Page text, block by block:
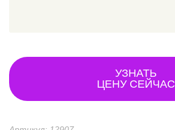
УЗНАТЬ
ЦЕНУ СЕЙЧАС